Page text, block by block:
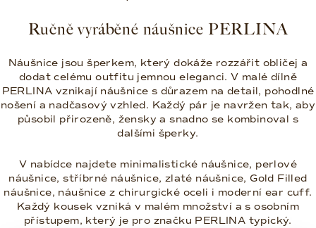
l
d
a
c
p
v
k
y
v
Ručně vyráběné náušnice PERLINA
Náušnice jsou šperkem, který dokáže rozzářit obličej a
dodat celému outfitu jemnou eleganci. V malé dílně
PERLINA vznikají náušnice s důrazem na detail, pohodlné
nošení a nadčasový vzhled. Každý pár je navržen tak, aby
působil přirozeně, žensky a snadno se kombinoval s
dalšími šperky.
V nabídce najdete minimalistické náušnice, perlové
náušnice, stříbrné náušnice, zlaté náušnice, Gold Filled
náušnice, náušnice z chirurgické oceli i moderní ear cuff.
Každý kousek vzniká v malém množství a s osobním
přístupem, který je pro značku PERLINA typický.